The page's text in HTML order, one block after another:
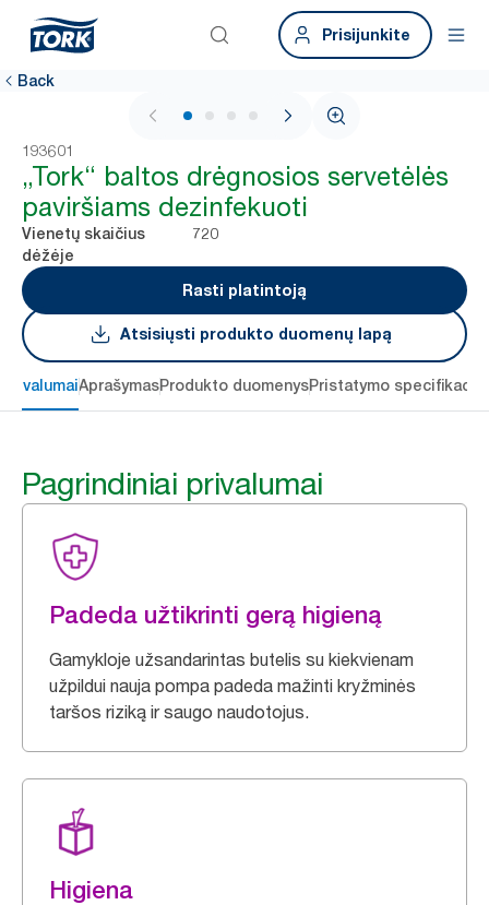
Prisijunkite
Back
1 / 4
193601
„Tork“ baltos drėgnosios servetėlės
paviršiams dezinfekuoti
Vienetų skaičius
dėžėje
720
Rasti platintoją
Atsisiųsti produkto duomenų lapą
AprašymasProdukto duomenysPristatymo
Pagrindiniai privalumai
Padeda užtikrinti gerą higieną
Gamykloje užsandarintas butelis su kiekvienam
užpildui nauja pompa padeda mažinti kryžminės
taršos riziką ir saugo naudotojus.
Higiena